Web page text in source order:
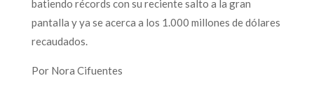
batiendo récords con su reciente salto a la gran
pantalla y ya se acerca a los 1.000 millones de dólares
recaudados.
Por Nora Cifuentes